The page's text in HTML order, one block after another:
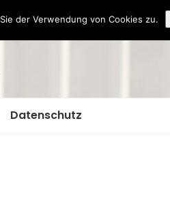
Datenschutz
der Verwendung von Cookies zu.